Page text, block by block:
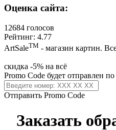
Оценка сайта:
12684 голосов
Рейтинг: 4.77
ArtSaleТМ - магазин картин.
скидка -5% на всё
Promo Code будет отправлен
Отправить Promo Code
Заказать